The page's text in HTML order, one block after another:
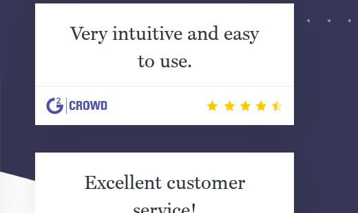
Very intuitive and easy
to use.
Excellent customer